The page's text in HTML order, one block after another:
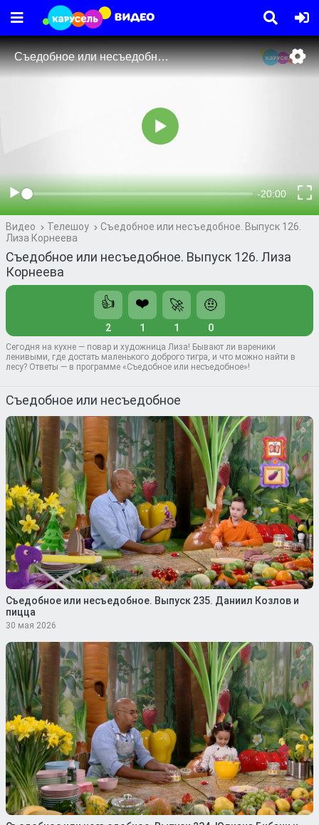
Видео Телешоу
Съедобное или несъедобное. Выпуск 126.
Лиза Корнеева
Съедобное или несъедобное. Выпуск 126. Лиза
Корнеева
👍
2
❤️
1
🚀
1
🤨
0
Сегодня на кухне — повар и художница Лиза! Бывают ли вареники
ленивыми, где достать маленького доброго тигра, и что можно найти в
лесу? Ответы — в программе «Съедобное или несъедобное»!
Съедобное или несъедобное
Съедобное или несъедобное. Выпуск 235. Даниил Козлов и
пицца
30 мая 2026